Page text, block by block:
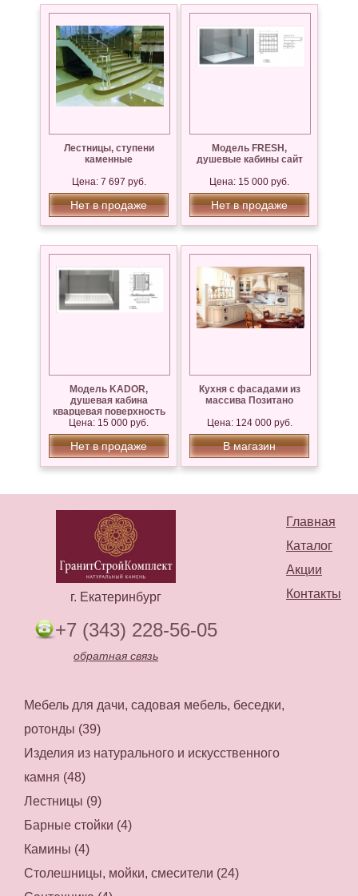
Лестницы, ступени
каменные
Цена: 7 697 руб.
Нет в продаже
Модель FRESH,
душевые кабины сайт
Цена: 15 000 руб.
Нет в продаже
Модель KADOR,
душевая кабина
кварцевая поверхность
SILESTONE
Цена: 15 000 руб.
Нет в продаже
Кухня с фасадами из
массива Позитано
Цена: 124 000 руб.
В магазин
Главная
Каталог
Акции
Контакты
г. Екатеринбург
+7 (343) 228-56-05
обратная связь
Мебель для дачи, садовая мебель, беседки,
ротонды (39)
Изделия из натурального и искусственного
камня (48)
Лестницы (9)
Барные стойки (4)
Камины (4)
Столешницы, мойки, смесители (24)